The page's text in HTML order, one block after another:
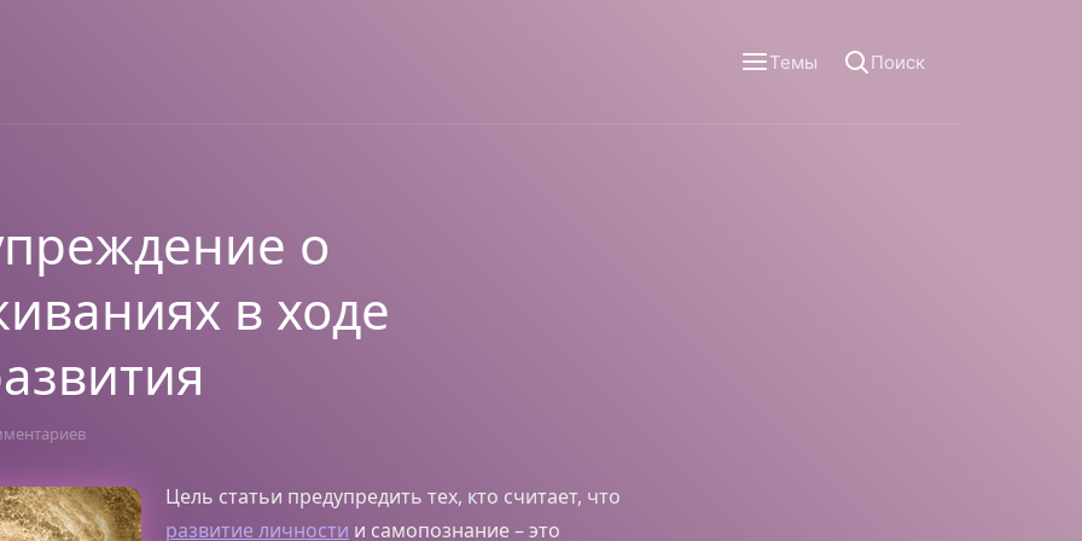
Темы Поиск
о
в ходе
Цель статьи предупредить тех, кто считает, что
развитие личности и самопознание – это